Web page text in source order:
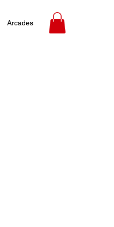
Arcades